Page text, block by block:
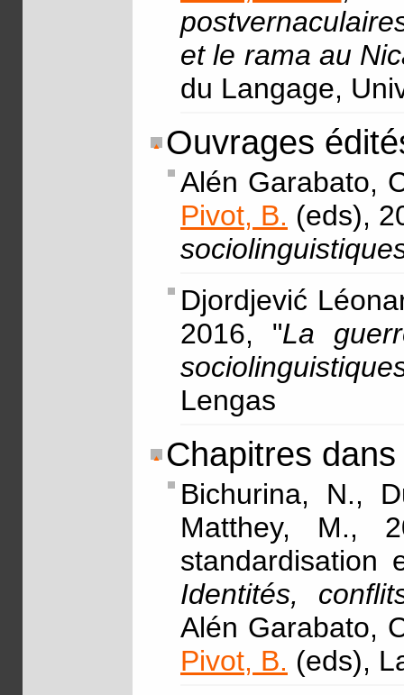
et le rama au
du Langage,
Ouvrages
Alén Garabato,
Pivot, B. (eds),
Djordjević
2016, "La
Lengas
Chapitres
Bichurina, N.,
Matthey, M.,
standardisation
Identités,
Alén Garabato,
Pivot, B. (eds),